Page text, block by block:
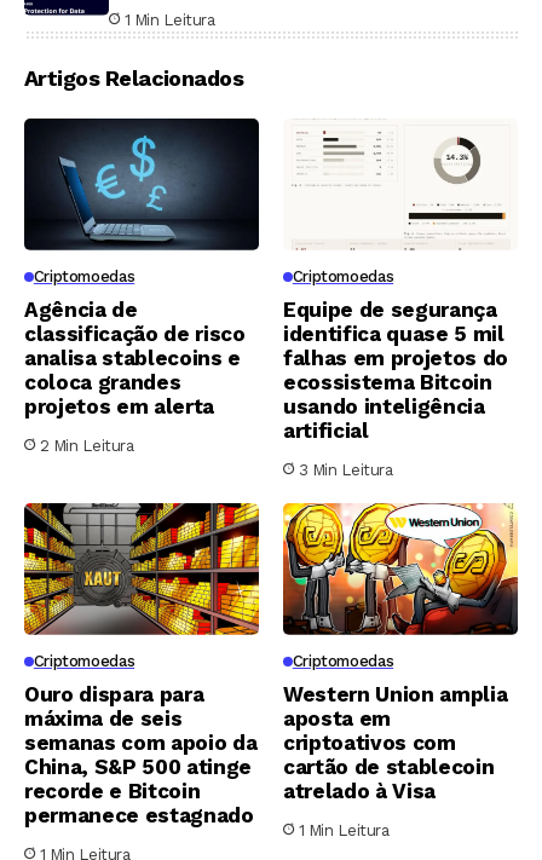
1 Min Leitura
Artigos Relacionados
Criptomoedas
Agência de
classificação de risco
analisa stablecoins e
coloca grandes
projetos em alerta
2 Min Leitura
Criptomoedas
Equipe de segurança
identifica quase 5 mil
falhas em projetos do
ecossistema Bitcoin
usando inteligência
artificial
3 Min Leitura
Criptomoedas
Ouro dispara para
máxima de seis
semanas com apoio da
China, S&P 500 atinge
recorde e Bitcoin
permanece estagnado
1 Min Leitura
Criptomoedas
Western Union amplia
aposta em
criptoativos com
cartão de stablecoin
atrelado à Visa
1 Min Leitura